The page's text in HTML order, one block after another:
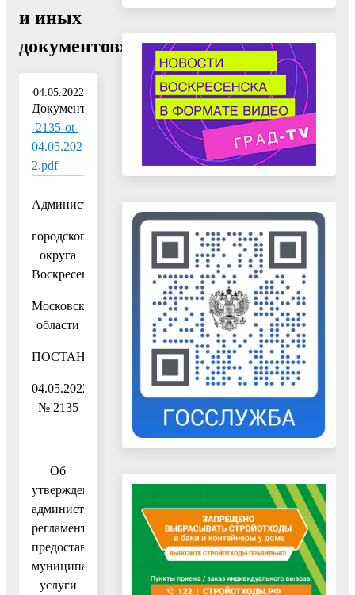
и иных
документов»"
04.05.2022
Документ:
-2135-ot-
04.05.202
2.pdf
Администрация
городского
округа
Воскресенск
Московской
области
ПОСТАНОВЛЕНИЕ
04.05.2022
№ 2135
Об
утверждении
административного
регламента
предоставления
муниципальной
услуги